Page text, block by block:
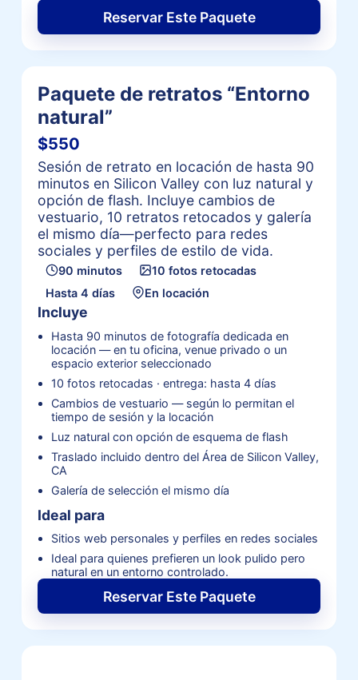
Reservar Este Paquete
Paquete de retratos “Entorno
natural”
$550
Sesión de retrato en locación de hasta 90
minutos en Silicon Valley con luz natural y
opción de flash. Incluye cambios de
vestuario, 10 retratos retocados y galería
el mismo día—perfecto para redes
sociales y perfiles de estilo de vida.
90 minutos
10 fotos retocadas
Hasta 4 días
En locación
Incluye
Hasta 90 minutos de fotografía dedicada en
locación — en tu oficina, venue privado o un
espacio exterior seleccionado
10 fotos retocadas · entrega: hasta 4 días
Cambios de vestuario — según lo permitan el
tiempo de sesión y la locación
Luz natural con opción de esquema de flash
Traslado incluido dentro del Área de Silicon Valley,
CA
Galería de selección el mismo día
Ideal para
Sitios web personales y perfiles en redes sociales
Ideal para quienes prefieren un look pulido pero
natural en un entorno controlado.
Reservar Este Paquete